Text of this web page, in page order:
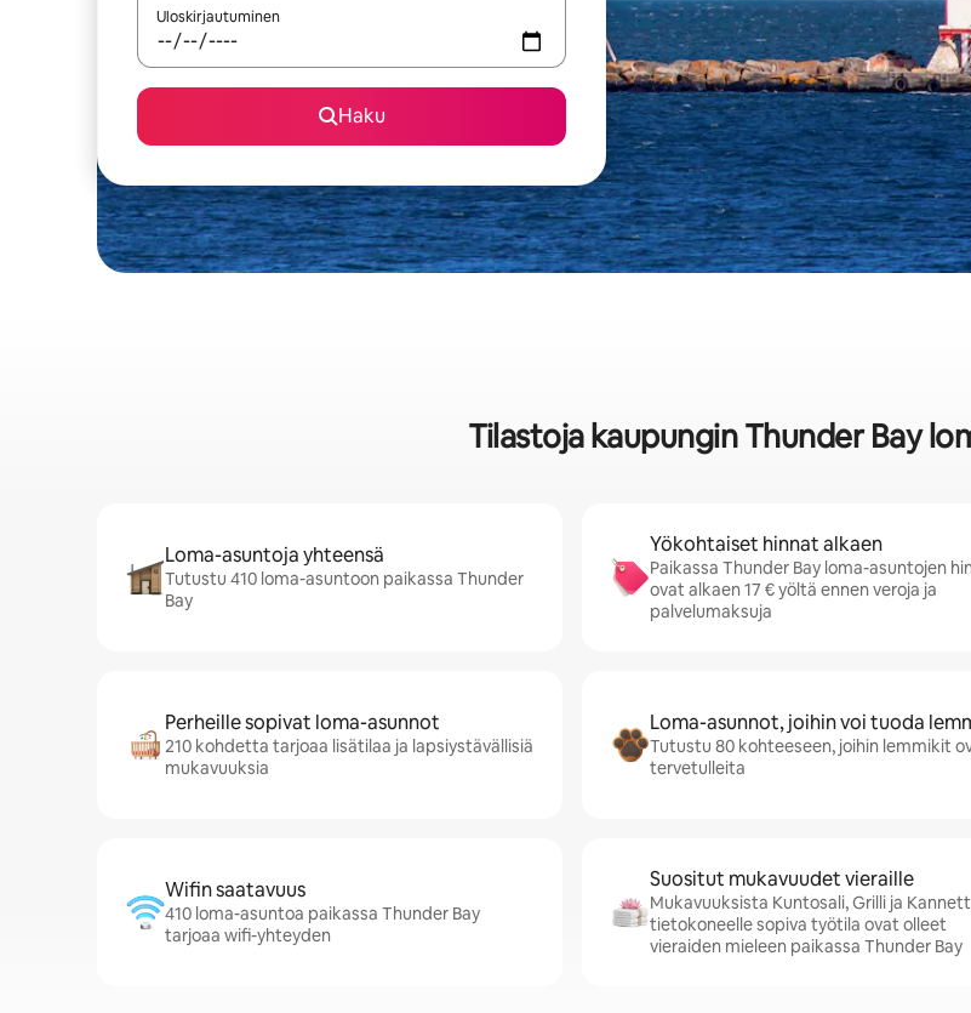
Uloskirjautuminen
Haku
Tilastoja kaupungin Thunder Bay
Loma-asuntoja yhteensä
Tutustu 410 loma-asuntoon paikassa Thunder
Bay
Yökohtaiset hinnat alkaen
Paikassa Thunder Bay loma-asuntojen
ovat alkaen 17 € yöltä ennen veroja ja
palvelumaksuja
Perheille sopivat loma-asunnot
210 kohdetta tarjoaa lisätilaa ja lapsiystävällisiä
mukavuuksia
Loma-asunnot, joihin voi tuoda
Tutustu 80 kohteeseen, joihin lemmikit
tervetulleita
Wifin saatavuus
410 loma-asuntoa paikassa Thunder Bay
tarjoaa wifi-yhteyden
Suositut mukavuudet vieraille
Mukavuuksista Kuntosali, Grilli ja
tietokoneelle sopiva työtila ovat olleet
vieraiden mieleen paikassa Thunder Bay